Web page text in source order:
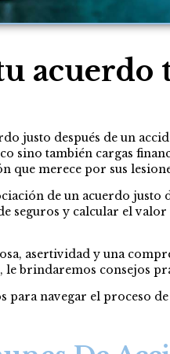
acuerdo
justo después de un
sino también cargas
que merece por sus
de un acuerdo
seguros y calcular el
asertividad y una
brindaremos consejos
navegar el proceso